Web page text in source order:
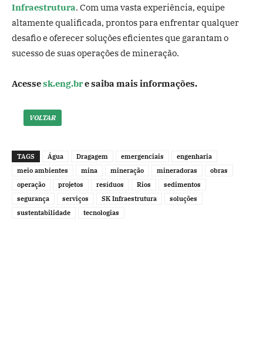
Infraestrutura. Com uma vasta experiência, equipe
altamente qualificada, prontos para enfrentar qualquer
desafio e oferecer soluções eficientes que garantam o
sucesso de suas operações de mineração.
Acessesk.eng.bre saiba mais informações.
VOLTAR
TAGS Água Dragagem emergenciais
engenharia
meio ambientes
mina mineração mineradoras
obras
operação
projetos resíduos Rios
sedimentos
segurança
serviços SK Infraestrutura
soluções
sustentabilidade
tecnologias